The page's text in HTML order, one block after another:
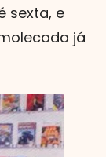
sexta, e
já